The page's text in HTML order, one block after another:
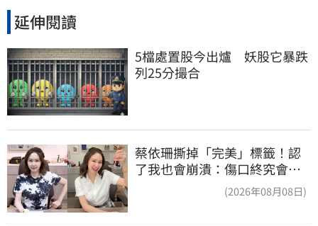
延伸閱讀
5檔處置股今出爐　妖股它暴跌
列25分撮合
蔡依珊撕掉「完美」標籤！認
了我也會崩潰：傷口終究會癒
(2026年08月08日)